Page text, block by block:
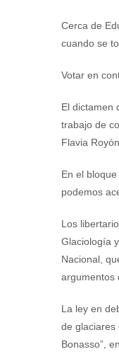
Cerca de
cuando se
Votar en
El dictamen
trabajo de
Flavia
En el
podemos
Los
Glaciología
Nacional,
argumentos
La ley en
de glaciares
Bonasso”,